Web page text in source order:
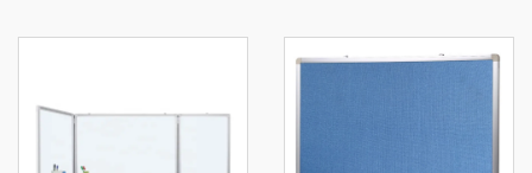
Cancellabile a Secco in
Lavagna Magnetica
Appendi a Parete